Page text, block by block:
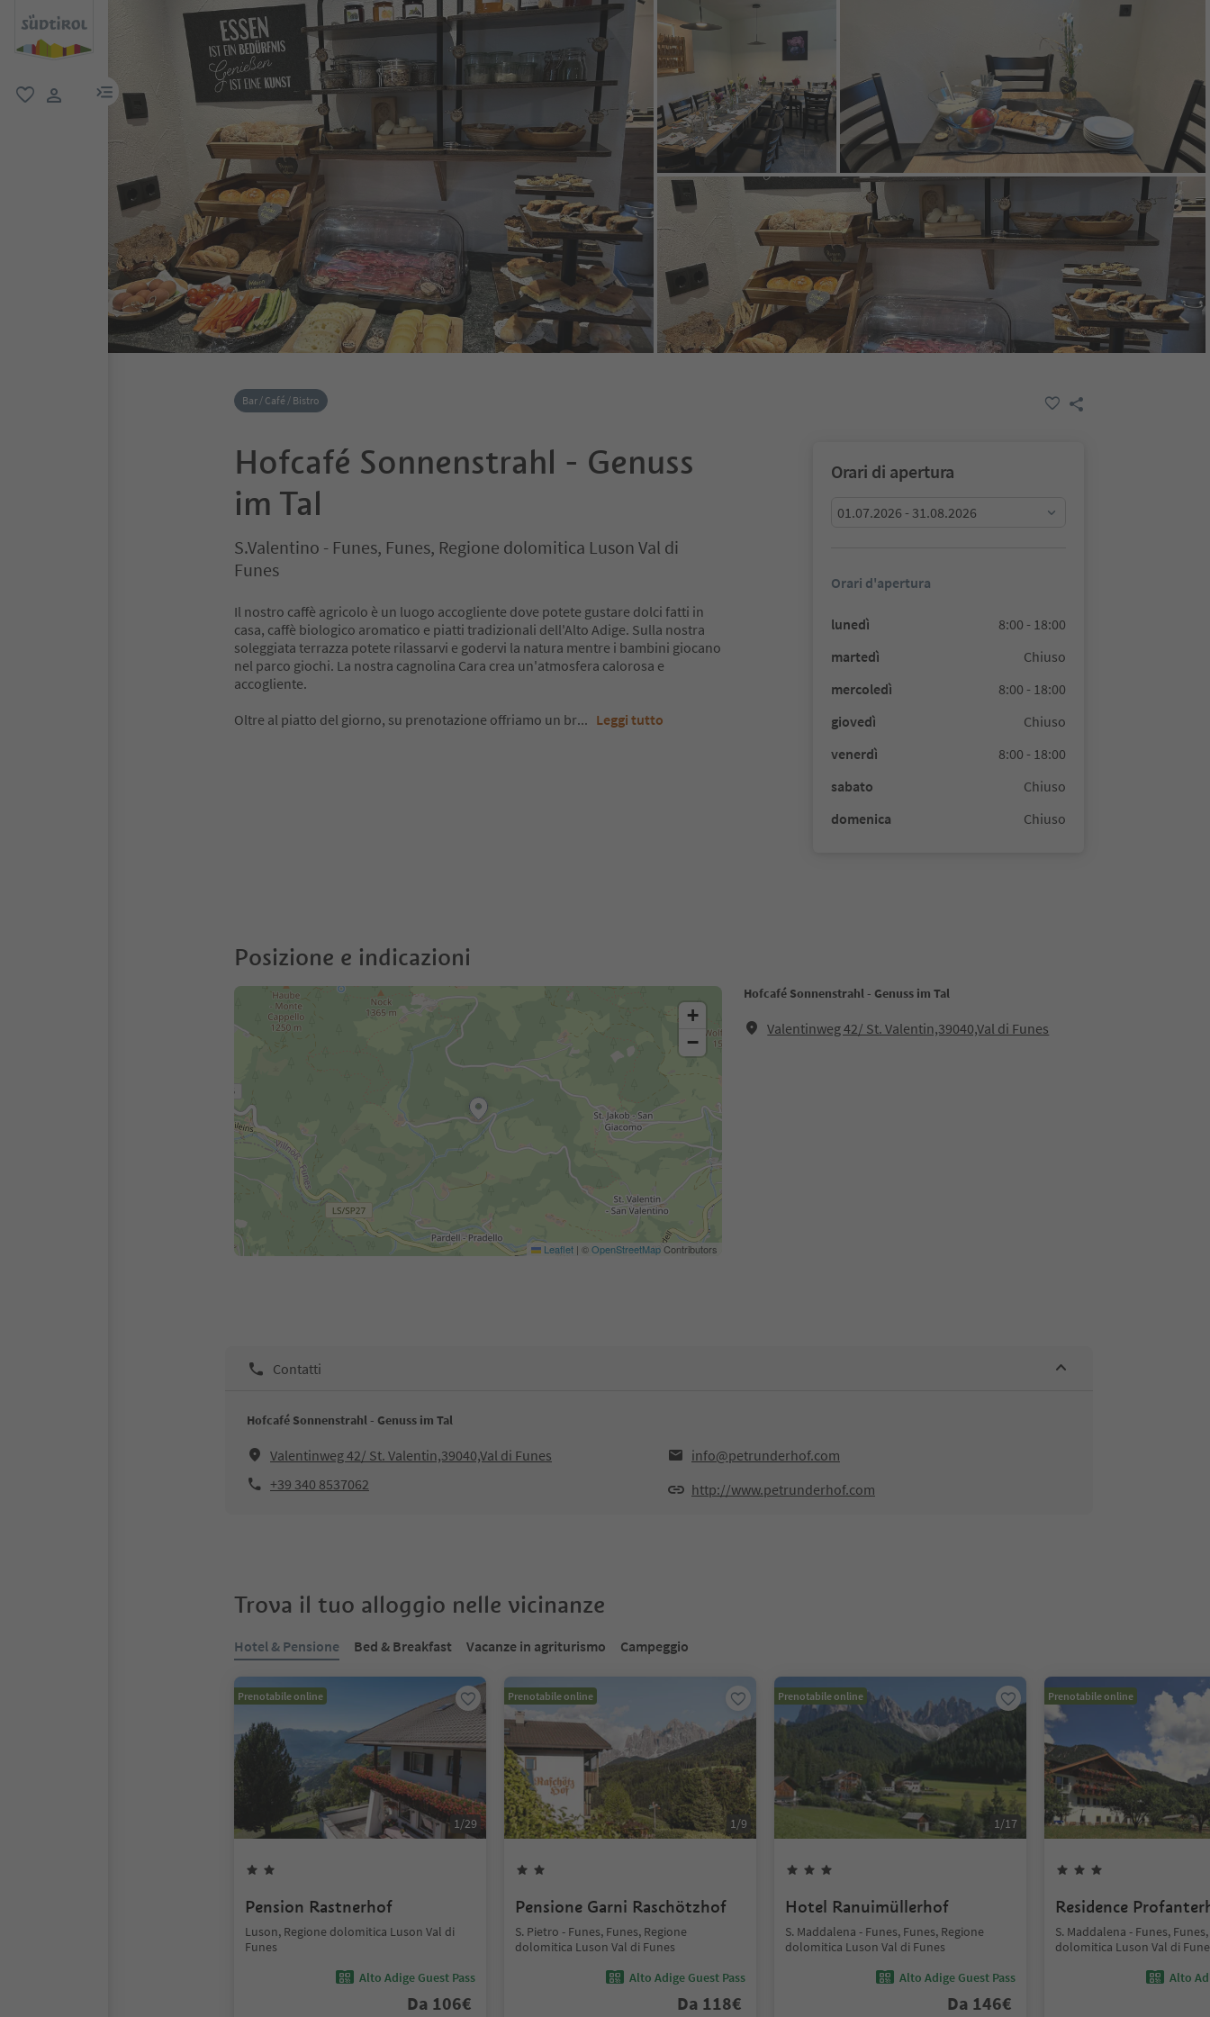
menu link
Bar / Café / Bistro
Hofcafé Sonnenstrahl - Genuss
im Tal
S.Valentino - Funes, Funes, Regione dolomitica Luson Val di
Funes
Il nostro caffè agricolo è un luogo accogliente dove potete gustare dolci fatti in
casa, caffè biologico aromatico e piatti tradizionali dell'Alto Adige. Sulla nostra
soleggiata terrazza potete rilassarvi e godervi la natura mentre i bambini giocano
nel parco giochi. La nostra cagnolina Cara crea un'atmosfera calorosa e
accogliente.
Oltre al piatto del giorno, su prenotazione offriamo un br... Leggi tutto
Orari di apertura
01.07.2026 - 31.08.2026
Orari d'apertura
lunedì
8:00 - 18:00
martedì
Chiuso
mercoledì
8:00 - 18:00
giovedì
Chiuso
venerdì
8:00 - 18:00
sabato
Chiuso
domenica
Chiuso
Posizione e indicazioni
Hofcafé Sonnenstrahl - Genuss im Tal
Valentinweg 42/ St. Valentin,39040,Val di Funes
+
−
Leaflet | ©OpenStreetMapContributors
Contatti
Hofcafé Sonnenstrahl - Genuss im Tal
Valentinweg 42/ St. Valentin,39040,Val di Funes
info@petrunderhof.com
+39 340 8537062
http://www.petrunderhof.com
Trova il tuo alloggio nelle vicinanze
Hotel & Pensione Bed & Breakfast Vacanze in agriturismo Campeggio
Prenotabile online
1/29
Pension Rastnerhof
Luson, Regione dolomitica Luson Val di
Funes
Alto Adige Guest Pass
Da 106€
Prenotabile online
1/9
Pensione Garni Raschötzhof
S. Pietro - Funes, Funes, Regione
dolomitica Luson Val di Funes
Alto Adige Guest Pass
Da 118€
Prenotabile online
1/17
Hotel Ranuimüllerhof
S. Maddalena - Funes, Funes, Regione
dolomitica Luson Val di Funes
Alto Adige Guest Pass
Da 146€
Prenotabile online
Residence
S. Maddalena - Funes,
dolomitica Luson Val di
Alto